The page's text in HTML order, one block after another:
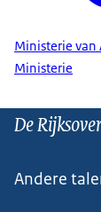
Ministerie van
Ministerie
De
Andere